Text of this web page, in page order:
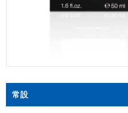
常設